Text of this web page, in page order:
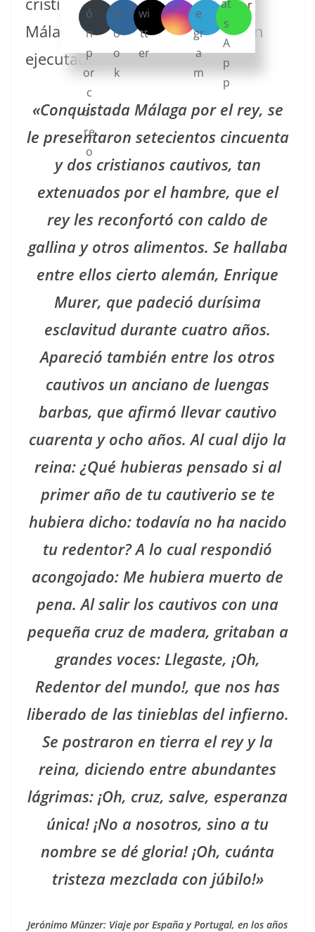
Málaga durante el asedio, fueron
ejecutados.
«Conquistada Málaga por el rey, se
le presentaron setecientos cincuenta
y dos cristianos cautivos, tan
extenuados por el hambre, que el
rey les reconfortó con caldo de
gallina y otros alimentos. Se hallaba
entre ellos cierto alemán, Enrique
Murer, que padeció durísima
esclavitud durante cuatro años.
Apareció también entre los otros
cautivos un anciano de luengas
barbas, que afirmó llevar cautivo
cuarenta y ocho años. Al cual dijo la
reina: ¿Qué hubieras pensado si al
primer año de tu cautiverio se te
hubiera dicho: todavía no ha nacido
tu redentor? A lo cual respondió
acongojado: Me hubiera muerto de
pena. Al salir los cautivos con una
pequeña cruz de madera, gritaban a
grandes voces: Llegaste, ¡Oh,
Redentor del mundo!, que nos has
liberado de las tinieblas del infierno.
Se postraron en tierra el rey y la
reina, diciendo entre abundantes
lágrimas: ¡Oh, cruz, salve, esperanza
única! ¡No a nosotros, sino a tu
nombre se dé gloria! ¡Oh, cuánta
tristeza mezclada con júbilo!»
Jerónimo Münzer: Viaje por España y Portugal, en los años